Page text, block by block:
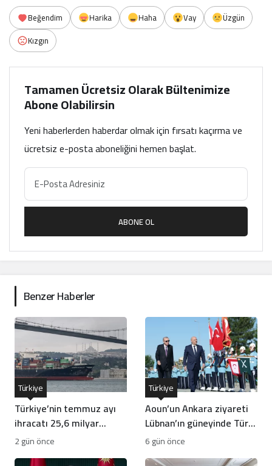
Beğendim Harika Haha Vay
Üzgün
Kızgın
Tamamen Ücretsiz Olarak Bültenimize
Abone Olabilirsin
Yeni haberlerden haberdar olmak için fırsatı kaçırma ve
ücretsiz e-posta aboneliğini hemen başlat.
ABONE OL
Benzer Haberler
Türkiye’nin temmuz ayı
ihracatı 25,6 milyar
dolarla rekor kırdı
Türkiye
2 gün önce
Aoun’un Ankara ziyareti
Lübnan’ın güneyinde Türk
gücünün önünü açar mı?
Türkiye
6 gün önce